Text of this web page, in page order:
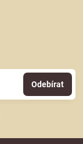
Odebírat